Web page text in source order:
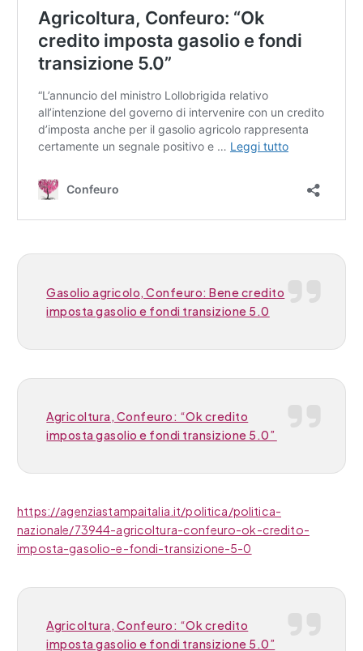
Gasolio agricolo, Confeuro: Bene credito
imposta gasolio e fondi transizione 5.0
Agricoltura, Confeuro: “Ok credito
imposta gasolio e fondi transizione 5.0”
https://agenziastampaitalia.it/politica/politica-
nazionale/73944-agricoltura-confeuro-ok-credito-
imposta-gasolio-e-fondi-transizione-5-0
Agricoltura, Confeuro: “Ok credito
imposta gasolio e fondi transizione 5.0”